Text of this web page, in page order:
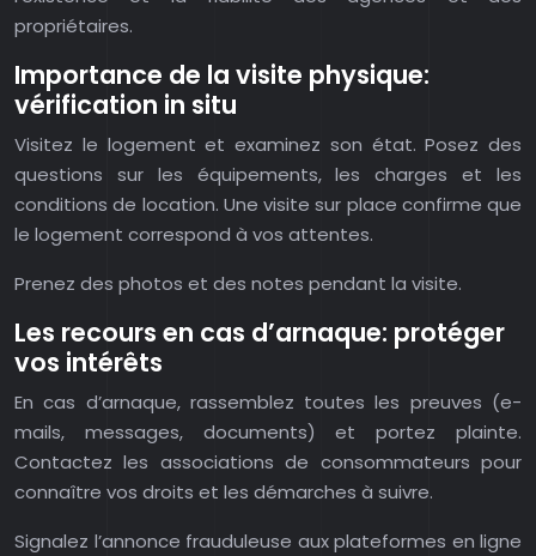
propriétaires.
Importance de la visite physique:
vérification in situ
Visitez le logement et examinez son état. Posez des
questions sur les équipements, les charges et les
conditions de location. Une visite sur place confirme que
le logement correspond à vos attentes.
Prenez des photos et des notes pendant la visite.
Les recours en cas d’arnaque: protéger
vos intérêts
En cas d’arnaque, rassemblez toutes les preuves (e-
mails, messages, documents) et portez plainte.
Contactez les associations de consommateurs pour
connaître vos droits et les démarches à suivre.
Signalez l’annonce frauduleuse aux plateformes en ligne